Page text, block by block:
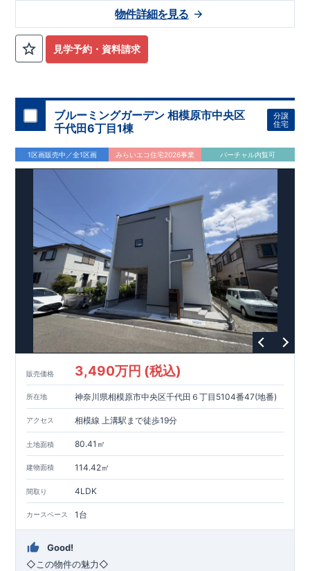
・2部屋から行き来できる
・デザインと機能性を兼ね備えたオープンサニタリー
リビング全体を見渡せる
​
ーパー）徒歩10分 約787ｍ)​
・網戸
↓クリックすると特設ページにジャンプします↓
2024 年グッドデザイン賞 プロジェクト同時受賞
せる道」 ○第18回キッズデザイン賞受賞 ・2024年、東栄住宅
の新たな空間提案 「マルチエント ランス」が受賞いたしまし
た！
耐震等級最高等級3 ・数百年に一度の地震に耐える力
倍の耐震性！
ー採用で安心！ ○BELS ・エコ住宅としての性能評価を全号棟
が取得しています！ ○住宅性能評価ダブル取得 ・『設計』住
ております。
・『建設』住宅性能評価…評価を受けた図面通
りに施工されているか、建設までに計4回チェックが行われま
す。
平日・休日ご内覧可能です！
ぜひお気軽にお問い合わせください♪ 西宮営業所 TEL
0798-
38-1246​(定休日：火・水・年末年始
見学予約・資料請求
物件詳細を見る
ブルーミングガーデン 相模原市中央区
千代田6丁目1棟
分譲
住宅
1区画販売中／全1区画 みらいエコ住宅2026事業 バーチャル内覧可
販売価格 3,490万円 (税込)
所在地 神奈川県相模原市中央区千代田６丁目5104番47(地番)
アクセス 相模線 上溝駅まで徒歩19分
土地面積 80.41㎡
建物面積 114.42㎡
間取り 4LDK
カースペース 1台
Good!
◇ この物件の魅力◇